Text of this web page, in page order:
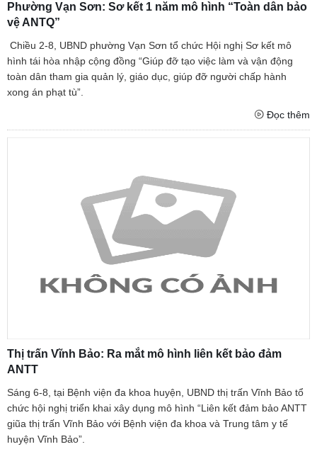
Phường Vạn Sơn: Sơ kết 1 năm mô hình “Toàn dân bảo
vệ ANTQ”
Chiều 2-8, UBND phường Vạn Sơn tổ chức Hội nghị Sơ kết mô
hình tái hòa nhập cộng đồng “Giúp đỡ tạo việc làm và vận động
toàn dân tham gia quản lý, giáo dục, giúp đỡ người chấp hành
xong án phạt tù”.
Đọc thêm
Thị trấn Vĩnh Bảo: Ra mắt mô hình liên kết bảo đảm
ANTT
Sáng 6-8, tại Bệnh viện đa khoa huyện, UBND thị trấn Vĩnh Bảo tổ
chức hội nghị triển khai xây dụng mô hình “Liên kết đảm bảo ANTT
giũa thị trấn Vĩnh Bảo với Bệnh viện đa khoa và Trung tâm y tế
huyện Vĩnh Bảo”.